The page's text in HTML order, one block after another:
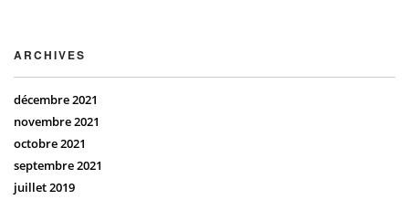
ARCHIVES
décembre 2021
novembre 2021
octobre 2021
septembre 2021
juillet 2019